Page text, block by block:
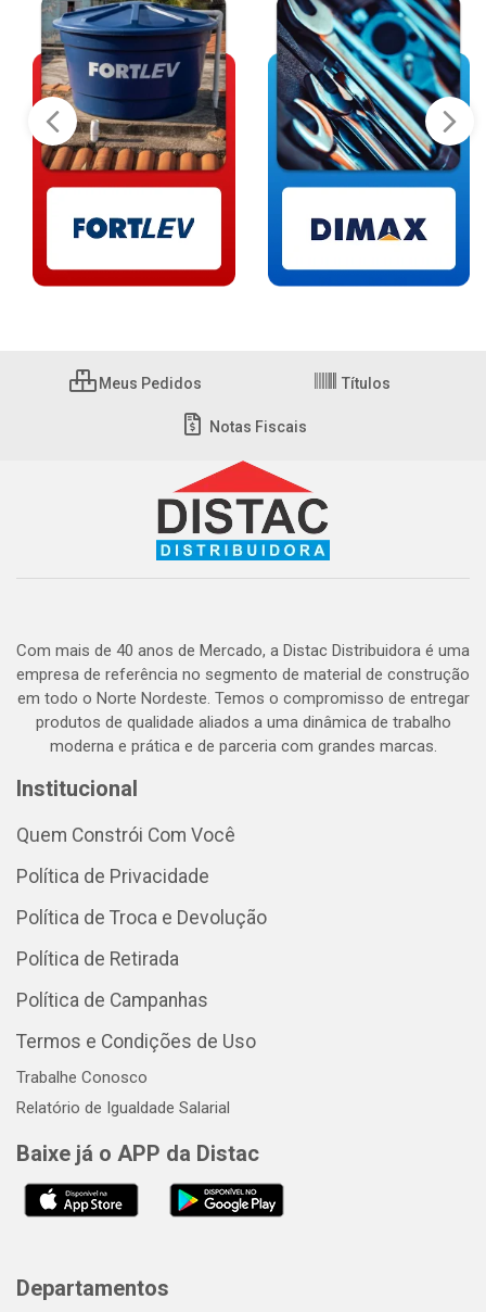
Meus Pedidos Títulos
Notas Fiscais
Com mais de 40 anos de Mercado, a Distac Distribuidora é uma
empresa de referência no segmento de material de construção
em todo o Norte Nordeste. Temos o compromisso de entregar
produtos de qualidade aliados a uma dinâmica de trabalho
moderna e prática e de parceria com grandes marcas.
Institucional
Quem Constrói Com Você
Política de Privacidade
Política de Troca e Devolução
Política de Retirada
Política de Campanhas
Termos e Condições de Uso
Trabalhe Conosco
Relatório de Igualdade Salarial
Baixe já o APP da Distac
Departamentos